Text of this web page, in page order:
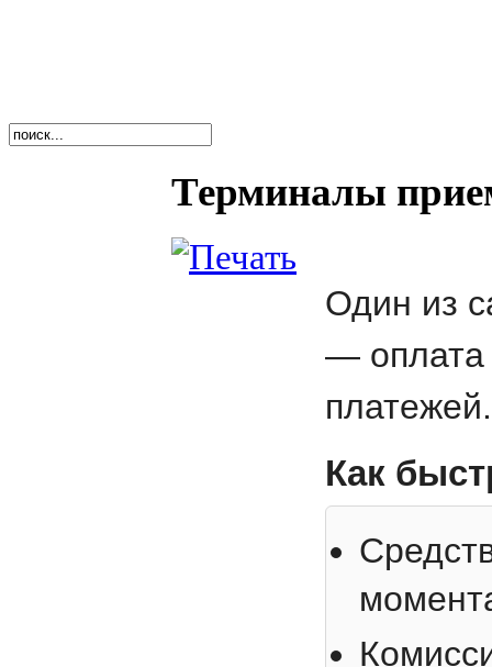
Терминалы
Один из
— оплата
платежей.
Как